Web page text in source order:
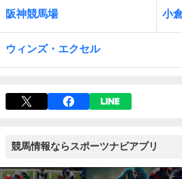
阪神競馬場 小
ウィンズ・エクセル
競馬情報ならスポーツナビアプリ